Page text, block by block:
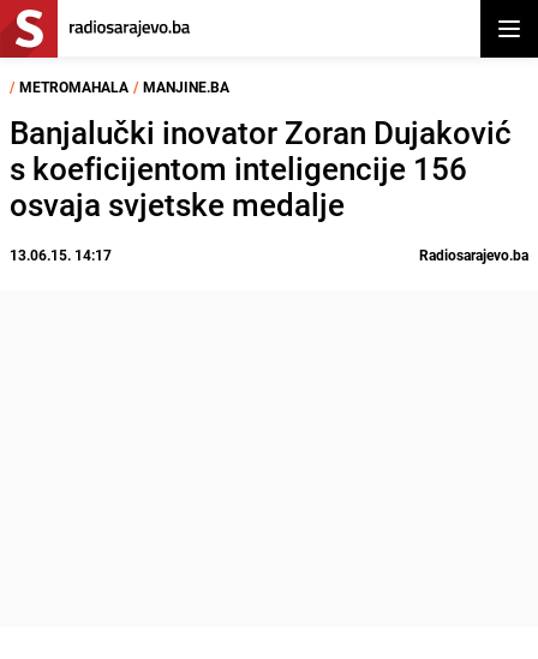
/ METROMAHALA / MANJINE.BA
Banjalučki inovator Zoran Dujaković
s koeficijentom inteligencije 156
osvaja svjetske medalje
13.06.15. 14:17 Radiosarajevo.ba